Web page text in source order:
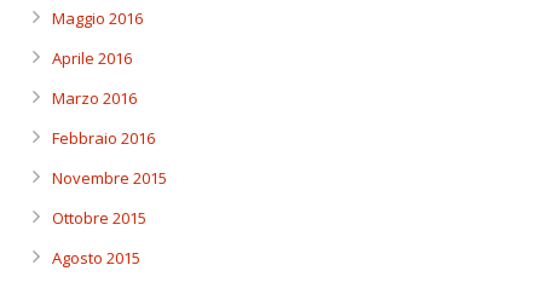
Maggio 2016
Aprile 2016
Marzo 2016
Febbraio 2016
Novembre 2015
Ottobre 2015
Agosto 2015